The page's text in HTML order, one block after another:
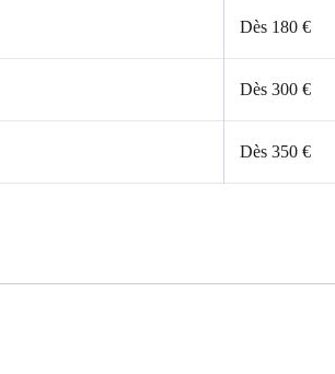
Dès 180 €
Dès 300 €
Dès 350 €